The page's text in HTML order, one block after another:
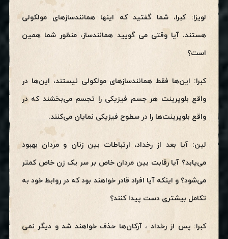
لویزا: کبرا، شما گفتید که اینها همانندسازهای مولکولی
هستند. آیا وقتی می گویید همانندساز، منظور شما همین
است؟
کبرا: این‌ها فقط همانندسازهای مولکولی نیستند، این‌ها در
واقع بلوپرینت هر جسم فیزیکی را تجسم می‌بخشند که در
واقع بلوپرینت‌ها را در سطوح فیزیکی نمایان می‌کنند.
لین: آیا بعد از رخداد، ارتباطات بین زنان و مردان بهبود
می‌یابد؟ آیا رقابت بین مردان خاص بر سر یک زن خاص کمتر
می‌شود؟ و اینکه آیا افراد قادر خواهند بود که در روابط خود به
تکامل بیشتری دست پیدا کنند؟
کبرا: پس از رخداد ، آرکان‌ها حذف خواهند شد و دیگر نمی